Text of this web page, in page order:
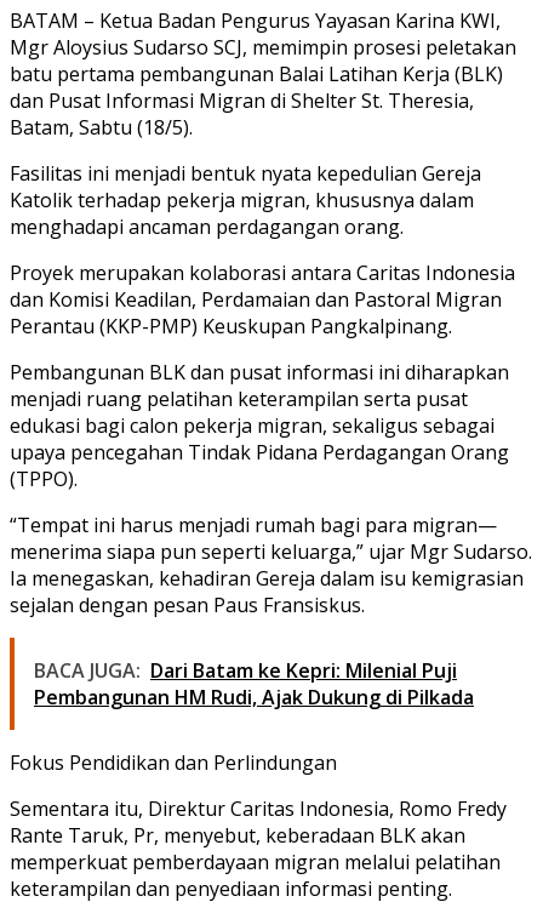
BATAM – Ketua Badan Pengurus Yayasan Karina KWI,
Mgr Aloysius Sudarso SCJ, memimpin prosesi peletakan
batu pertama pembangunan Balai Latihan Kerja (BLK)
dan Pusat Informasi Migran di Shelter St. Theresia,
Batam, Sabtu (18/5).
Fasilitas ini menjadi bentuk nyata kepedulian Gereja
Katolik terhadap pekerja migran, khususnya dalam
menghadapi ancaman perdagangan orang.
Proyek merupakan kolaborasi antara Caritas Indonesia
dan Komisi Keadilan, Perdamaian dan Pastoral Migran
Perantau (KKP-PMP) Keuskupan Pangkalpinang.
Pembangunan BLK dan pusat informasi ini diharapkan
menjadi ruang pelatihan keterampilan serta pusat
edukasi bagi calon pekerja migran, sekaligus sebagai
upaya pencegahan Tindak Pidana Perdagangan Orang
(TPPO).
“Tempat ini harus menjadi rumah bagi para migran—
menerima siapa pun seperti keluarga,” ujar Mgr Sudarso.
Ia menegaskan, kehadiran Gereja dalam isu kemigrasian
sejalan dengan pesan Paus Fransiskus.
BACA JUGA: Dari Batam ke Kepri: Milenial Puji
Pembangunan HM Rudi, Ajak Dukung di Pilkada
Fokus Pendidikan dan Perlindungan
Sementara itu, Direktur Caritas Indonesia, Romo Fredy
Rante Taruk, Pr, menyebut, keberadaan BLK akan
memperkuat pemberdayaan migran melalui pelatihan
keterampilan dan penyediaan informasi penting.